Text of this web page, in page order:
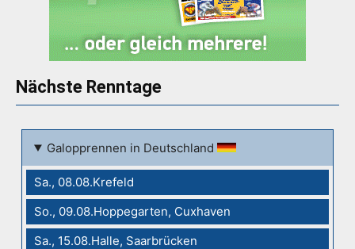
Nächste Renntage
Galopprennen in Deutschland
Sa., 08.08.Krefeld
So., 09.08.Hoppegarten, Cuxhaven
Sa., 15.08.Halle, Saarbrücken